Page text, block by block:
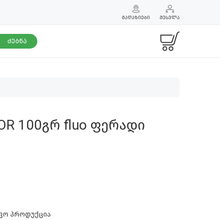
ᲛᲐᲦᲐᲖᲘᲔᲑᲘ ᲨᲔᲡᲕᲚᲐ
ᲫᲔᲑᲜᲐ
100გრ fluo ფერადი
პროდუქცია